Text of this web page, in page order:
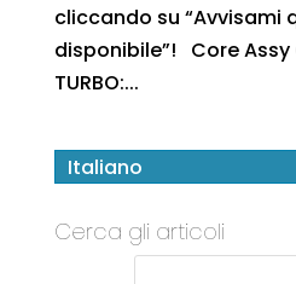
cliccando su “Avvisami
disponibile”! Core Assy
TURBO:...
Italiano
Cerca gli articoli